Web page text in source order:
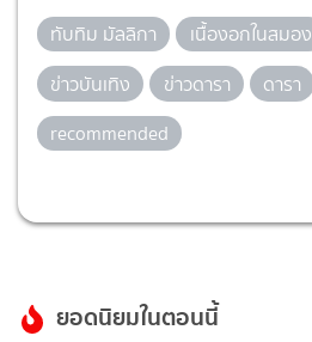
ทับทิม มัลลิกา เนื้องอกในสมอง
ข่าวบันเทิง
ข่าวดารา ดารา
recommended
ยอดนิยมในตอนนี้